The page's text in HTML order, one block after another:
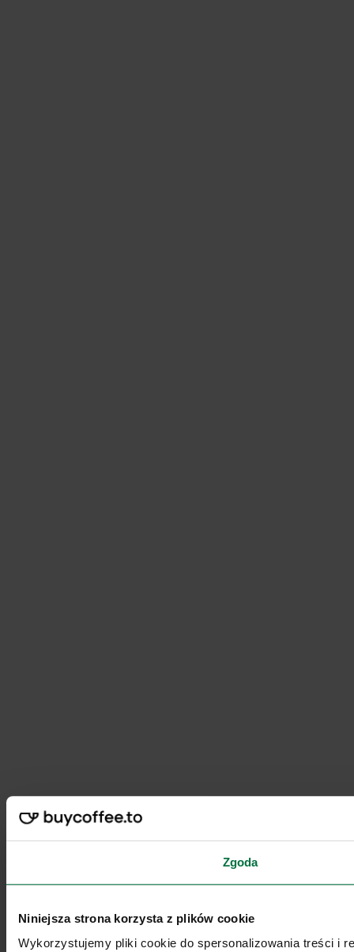
Zgoda
Niniejsza strona korzysta z plików cookie
Wykorzystujemy pliki cookie do spersonalizowania treści i